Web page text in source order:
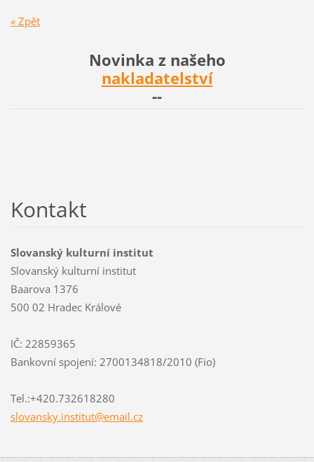
« Zpět
Novinka z našeho
nakladatelství
--
Kontakt
Slovanský kulturní institut
Slovanský kulturní institut
Baarova 1376
500 02 Hradec Králové
IČ: 22859365
Bankovní spojení: 2700134818/2010 (Fio)
Tel.:+420.732618280
slovansky.institut@email.cz